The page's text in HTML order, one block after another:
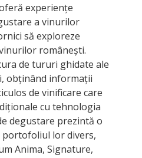
experiențe
a vinurilor
să exploreze
românești.
de tururi ghidate ale
obținând informații
de vinificare care
cu tehnologia
degustare prezintă o
portofoliul lor divers,
Anima, Signature,